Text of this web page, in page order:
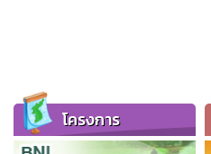
โครงการ